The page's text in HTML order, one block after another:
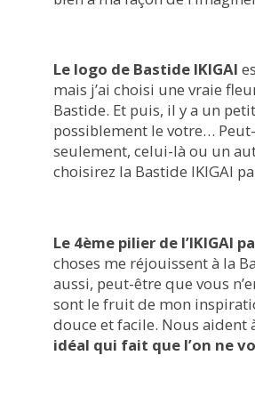
Le logo de Bastide IKIGAI
mais j’ai choisi une vraie
Bastide. Et puis, il y a un
possiblement le votre…
seulement, celui-là ou un
choisirez la Bastide IKIGAI
Le 4ème pilier de l’IKIGAI
choses me réjouissent à la
aussi, peut-être que vous
sont le fruit de mon
douce et facile. Nous aident
idéal qui fait que l’on ne